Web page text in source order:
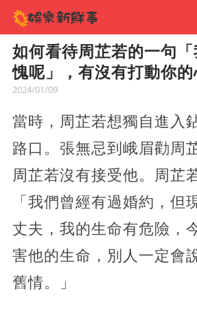
如何看待周芷若的一句
愧呢」，有沒有打動你的
2024/01/09
當時，周芷若想獨自進入
路口。張無忌到峨眉勸周
周芷若沒有接受他。周芷
「我們曾經有過婚約，但
丈夫，我的生命有危險，
害他的生命，別人一定會
舊情。」